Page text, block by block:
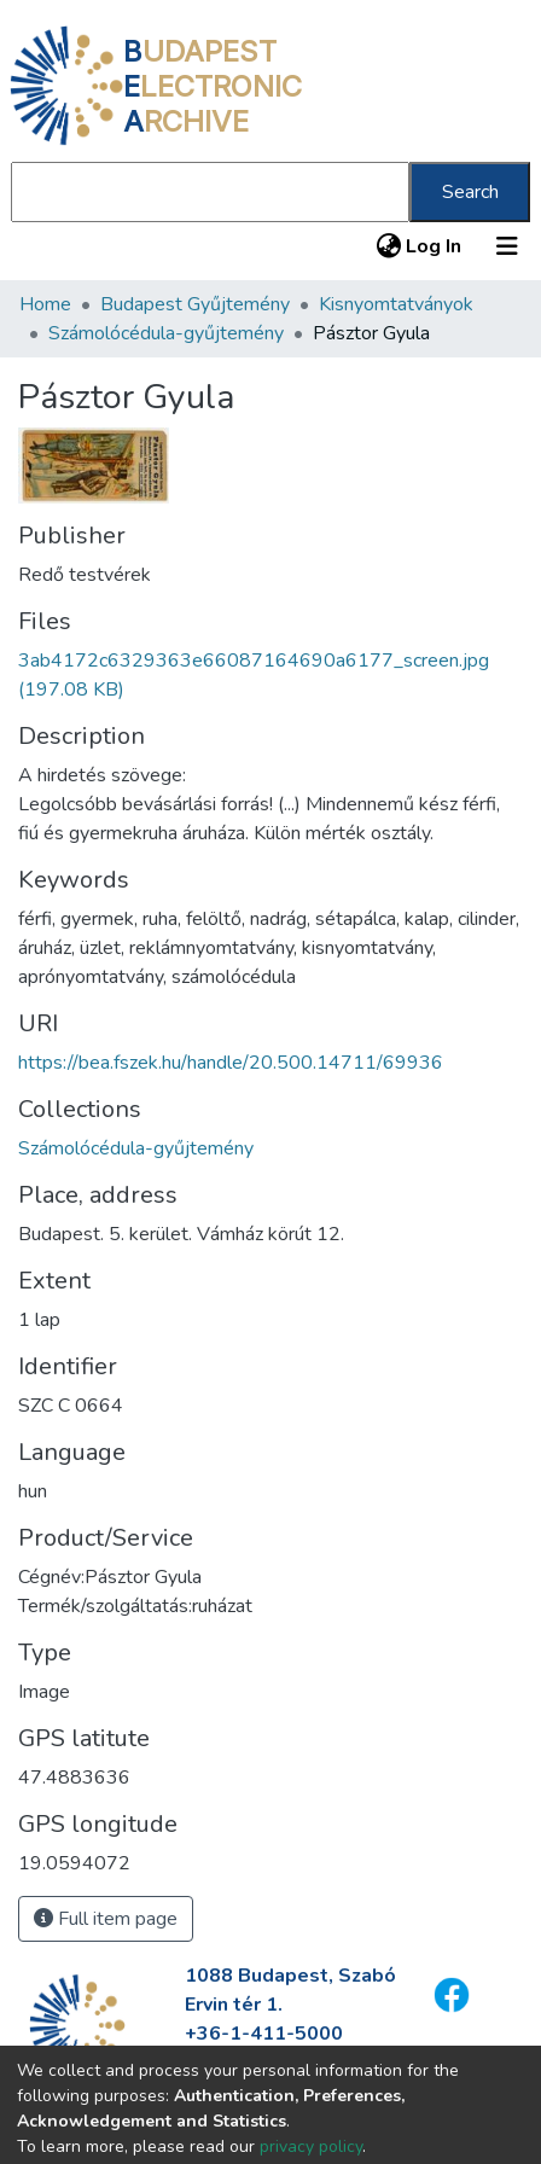
BUDAPEST
ELECTRONIC
ARCHIVE
Search
Log In (current)
Communities & Collections
Statistics
About us
Home Budapest Gyűjtemény
Kisnyomtatványok
Számolócédula-gyűjtemény
Pásztor Gyula
Pásztor Gyula
Publisher
Redő testvérek
Files
3ab4172c6329363e66087164690a6177_screen.jpg
(197.08 KB)
Description
A hirdetés szövege:
Legolcsóbb bevásárlási forrás! (...) Mindennemű kész férfi,
fiú és gyermekruha áruháza. Külön mérték osztály.
Keywords
férfi, gyermek, ruha, felöltő, nadrág, sétapálca, kalap, cilinder,
áruház, üzlet, reklámnyomtatvány, kisnyomtatvány,
aprónyomtatvány, számolócédula
URI
https://bea.fszek.hu/handle/20.500.14711/69936
Collections
Számolócédula-gyűjtemény
Place, address
Budapest. 5. kerület. Vámház körút 12.
Extent
1 lap
Identifier
SZC C 0664
Language
hun
Product/Service
Cégnév:Pásztor Gyula
Termék/szolgáltatás:ruházat
Type
Image
GPS latitute
47.4883636
GPS longitude
19.0594072
Full item page
1088 Budapest, Szabó
Ervin tér 1.
+36-1-411-5000
info@fszek.hu
https://fszek.hu
We collect and process your personal information for the
following purposes: Authentication, Preferences,
Acknowledgement and Statistics.
To learn more, please read our privacy policy.